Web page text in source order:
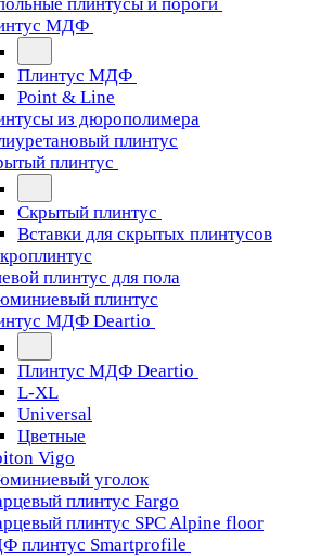
МДФ
Плинтус МДФ
Point & Line
из дюрополимера
плинтус
плинтус
Скрытый плинтус
Вставки для скрытых плинтусов
плинтус для пола
плинтус
МДФ Deartio
Плинтус МДФ Deartio
L-XL
Universal
Цветные
Vigo
уголок
плинтус Fargo
плинтус SPC Alpine floor
плинтус Smartprofile